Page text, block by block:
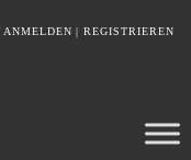
ANMELDEN | REGISTRIEREN